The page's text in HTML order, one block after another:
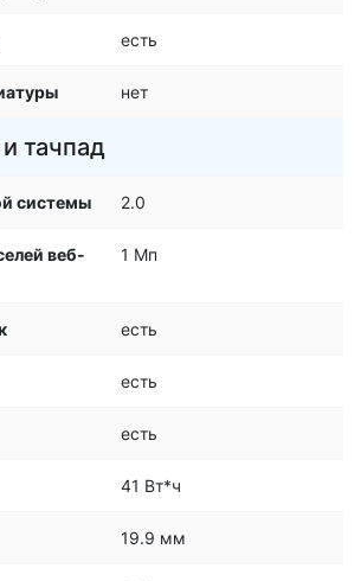
есть
нет
тачпад
системы 2.0
веб-
1 Мп
есть
есть
есть
41 Вт*ч
19.9 мм